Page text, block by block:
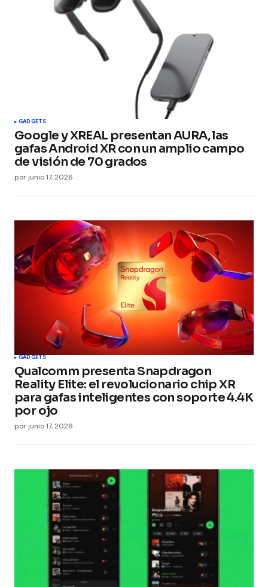
GADGETS
Google y XREAL presentan AURA, las
gafas Android XR con un amplio campo
de visión de 70 grados
por junio 17, 2026
GADGETS
Qualcomm presenta Snapdragon
Reality Elite: el revolucionario chip XR
para gafas inteligentes con soporte 4.4K
por ojo
por junio 17, 2026